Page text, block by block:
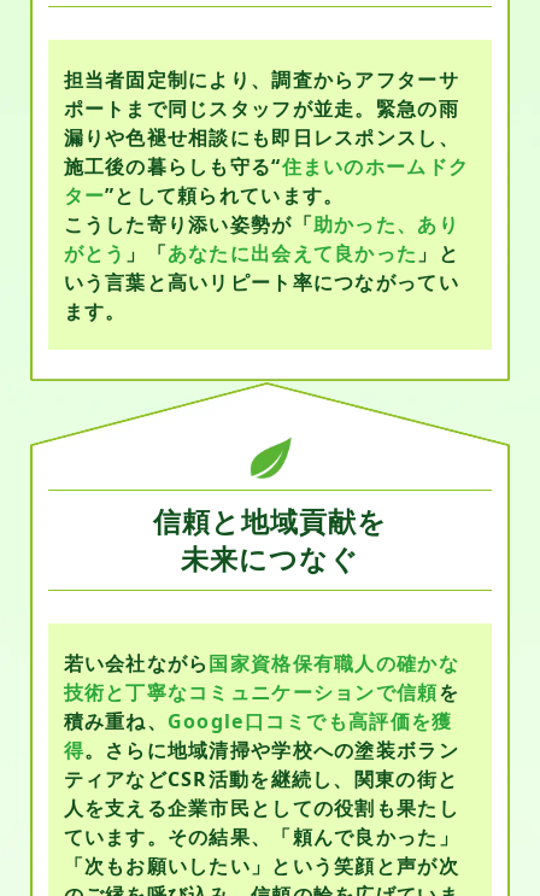
担当者固定制により、調査からアフターサ
ポートまで同じスタッフが並走。緊急の雨
漏りや色褪せ相談にも即日レスポンスし、
施工後の暮らしも守る“住まいのホームドク
ター”として頼られています。
こうした寄り添い姿勢が「助かった、あり
がとう 」「あなたに出会えて良かった 」と
いう言葉と高いリピート率につながってい
ます。
信頼と地域貢献を
未来につなぐ
若い会社ながら国家資格保有職人の確かな
技術と丁寧なコミュニケーションで信頼を
積み重ね、 Google口コミでも高評価を獲
得。さらに地域清掃や学校への塗装ボラン
ティアなどCSR活動を継続し、関東の街と
人を支える企業市民としての役割も果たし
ています。その結果、「頼んで良かった」
「次もお願いしたい」という笑顔と声が次